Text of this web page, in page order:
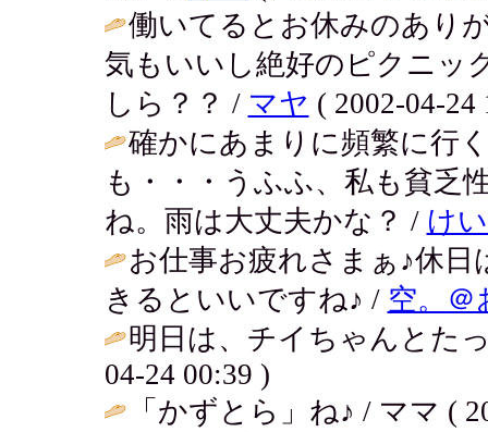
働いてるとお休みのあり
気もいいし絶好のピクニッ
しら？？ / マヤ ( 2002-04-24
確かにあまりに頻繁に行
も・・・うふふ、私も貧乏
ね。雨は大丈夫かな？ / け
お仕事お疲れさまぁ♪休
きるといいですね♪ / 空。＠
明日は、チイちゃんとた
04-24 00:39 )
「かずとら」ね♪ / ママ (